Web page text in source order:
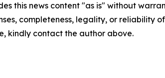
this news content "as is" without
completeness, legality, or reliability
kindly contact the author above.